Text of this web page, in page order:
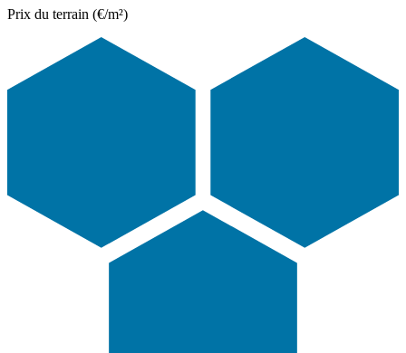
Prix du terrain (€/m²)